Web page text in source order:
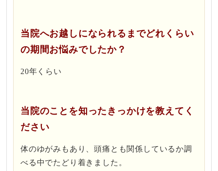
当院へお越しになられるまでどれくらい
の期間お悩みでしたか？
20年くらい
当院のことを知ったきっかけを教えてく
ださい
体のゆがみもあり、頭痛とも関係しているか調
べる中でたどり着きました。